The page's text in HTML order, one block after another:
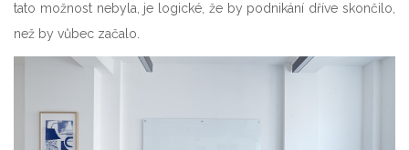
tato možnost nebyla, je logické, že by podnikání dříve skončilo,
než by vůbec začalo.